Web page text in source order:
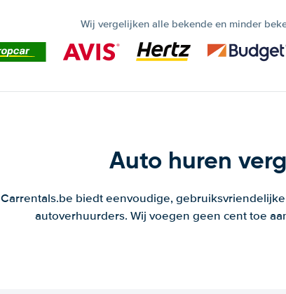
Wij vergelijken alle bekende en minder
Auto huren
Carrentals.be biedt eenvoudige,
autoverhuurders. Wij voegen geen cent toe